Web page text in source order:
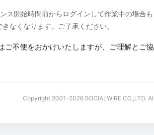
ス開始時間前からログインして作業中の場合
きなくなります。ご了承ください。
ご不便をおかけいたしますが、ご理解とご
Copyright 2001-2026 SOCIALWIRE CO.,LTD.